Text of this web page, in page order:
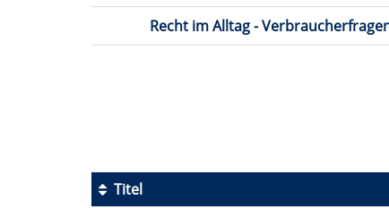
Recht im Alltag -
Titel